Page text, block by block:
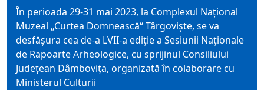
În perioada 29-31 mai 2023, la Complexul Național
Muzeal „Curtea Domnească“ Târgoviște, se va
desfășura cea de-a LVII-a ediție a Sesiunii Naționale
de Rapoarte Arheologice, cu sprijinul Consiliului
Județean Dâmbovița, organizată în colaborare cu
Ministerul Culturii